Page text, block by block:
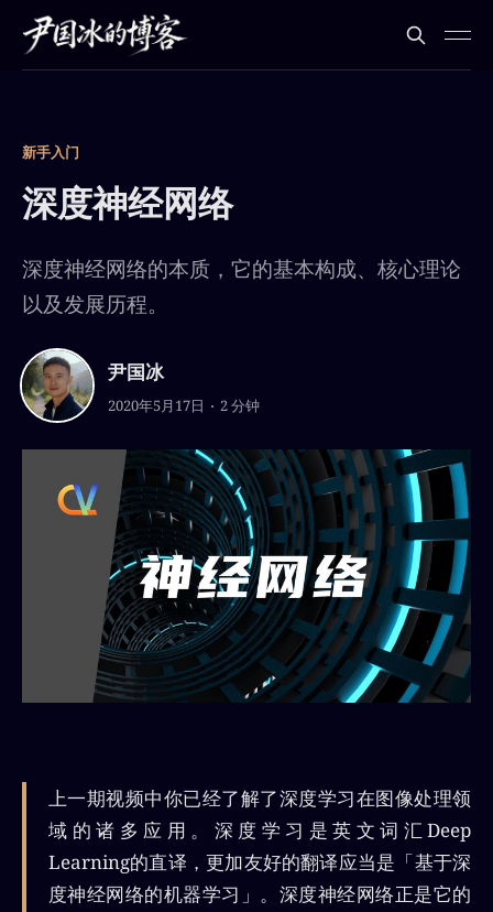
新手入门
深度神经网络
深度神经网络的本质，它的基本构成、核心理论
以及发展历程。
尹国冰
2020年5月17日 2 分钟
上一期视频中你已经了解了深度学习在图像处理领
域的诸多应用。深度学习是英文词汇Deep
Learning的直译，更加友好的翻译应当是「基于深
度神经网络的机器学习」。深度神经网络正是它的